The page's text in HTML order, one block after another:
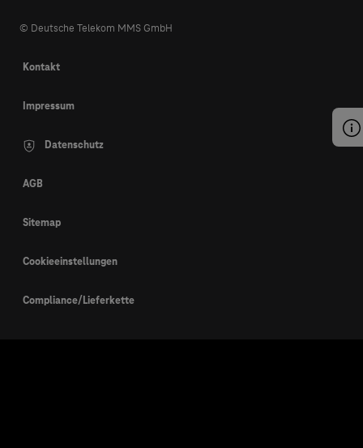
© Deutsche Telekom MMS GmbH
Kontakt
Impressum
Datenschutz
AGB
Sitemap
Cookieeinstellungen
Compliance/Lieferkette